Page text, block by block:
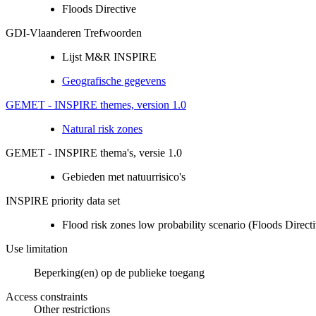
Floods Directive
GDI-Vlaanderen Trefwoorden
Lijst M&R INSPIRE
Geografische gegevens
GEMET - INSPIRE themes, version 1.0
Natural risk zones
GEMET - INSPIRE thema's, versie 1.0
Gebieden met natuurrisico's
INSPIRE priority data set
Flood risk zones low probability scenario (Floods
Use limitation
Beperking(en) op de publieke toegang
Access constraints
Other restrictions